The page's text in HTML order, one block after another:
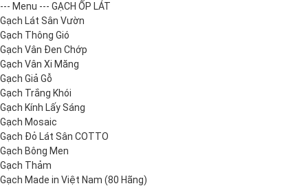
--- Menu --- GẠCH ỐP LÁT
Gạch Lát Sân Vườn
Gạch Thông Gió
Gạch Vân Đen Chớp
Gạch Vân Xi Măng
Gạch Giả Gỗ
Gạch Trắng Khói
Gạch Kính Lấy Sáng
Gạch Mosaic
Gạch Đỏ Lát Sân COTTO
Gạch Bông Men
Gạch Thảm
Gạch Made in Việt Nam (80 Hãng)